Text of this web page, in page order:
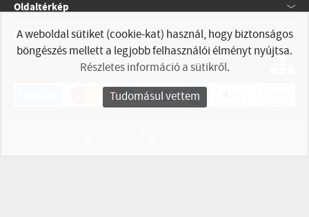
Oldaltérkép
Kapcsolat
A weboldal sütiket (cookie-kat) használ, hogy biztonságos
böngészés mellett a legjobb felhasználói élményt nyújtsa.
Részletes információ a sütikről.
Tudomásul vettem